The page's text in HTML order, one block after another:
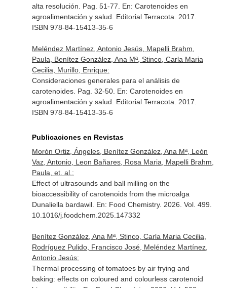
alta resolución. Pag. 51-77. En: Carotenoides en
agroalimentación y salud . Editorial Terracota. 2017.
ISBN 978-84-15413-35-6
Meléndez Martínez, Antonio Jesús, Mapelli Brahm,
Paula, Benítez González, Ana Mª, Stinco, Carla Maria
Cecilia, Murillo, Enrique:
Consideraciones generales para el análisis de
carotenoides. Pag. 32-50. En: Carotenoides en
agroalimentación y salud . Editorial Terracota. 2017.
ISBN 978-84-15413-35-6
Publicaciones en Revistas
Morón Ortiz, Ángeles, Benítez González, Ana Mª, León
Vaz, Antonio, Leon Bañares, Rosa Maria, Mapelli Brahm,
Paula, et. al.:
Effect of ultrasounds and ball milling on the
bioaccessibility of carotenoids from the microalga
Dunaliella bardawil. En: Food Chemistry. 2026. Vol. 499.
10.1016/j.foodchem.2025.147332
Benítez González, Ana Mª, Stinco, Carla Maria Cecilia,
Rodríguez Pulido, Francisco José, Meléndez Martínez,
Antonio Jesús:
Thermal processing of tomatoes by air frying and
baking: effects on coloured and colourless carotenoid